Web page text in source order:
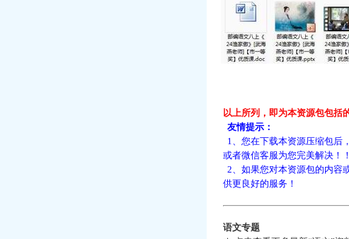
以上所列，即为本资源包包括
友情提示：
1、您在下载本资源压缩包后
或者微信客服为您完美解决！！
2、如果您对本资源包的内容
供更良好的服务！
语文专题